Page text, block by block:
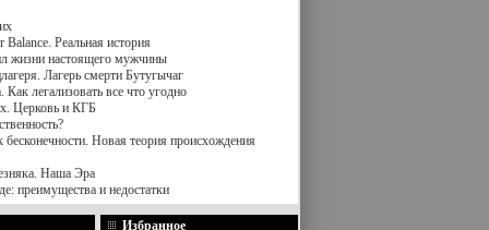
Balance. Реальная история
жизни настоящего мужчины
Лагерь смерти Бутугычаг
легализовать все что угодно
Церковь и КГБ
бесконечности. Новая теория происхождения
Наша Эра
преимущества и недостатки
Избранное